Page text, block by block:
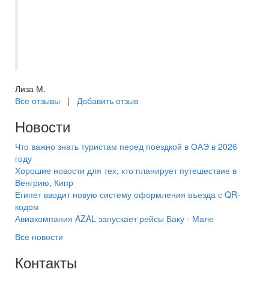
Лиза М.
Все отзывы | Добавить отзыв
Новости
Что важно знать туристам перед поездкой в ОАЭ в 2026
году
Хорошие новости для тех, кто планирует путешествие в
Венгрию, Кипр
Египет вводит новую систему оформления въезда с QR-
кодом
Авиакомпания AZAL запускает рейсы Баку - Мале
Все новости
Контакты